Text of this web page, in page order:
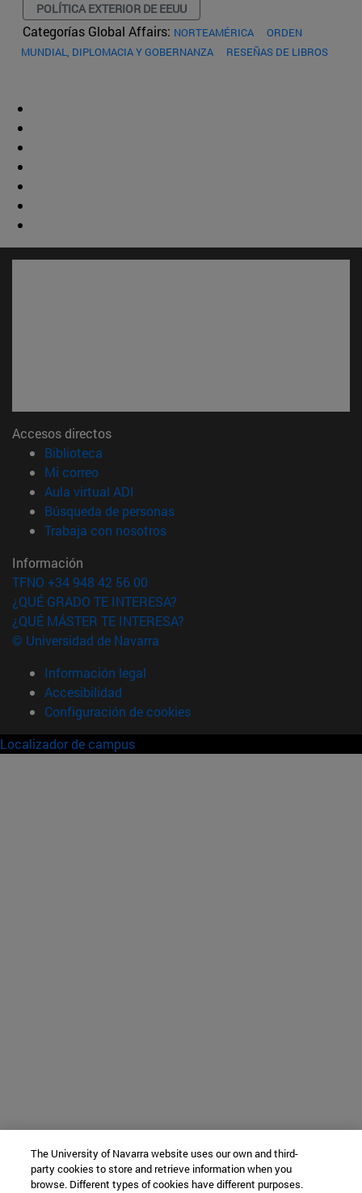
POLÍTICA EXTERIOR DE EEUU
Categorías Global Affairs: NORTEAMÉRICA
ORDEN
MUNDIAL, DIPLOMACIA Y GOBERNANZA
RESEÑAS DE LIBROS
Accesos directos
Biblioteca
Mi correo(abre en nueva ventana)
Aula virtual ADI
Búsqueda de personas(abre en nueva ventana)
Trabaja con nosotros(abre en nueva ventana)
Información
TFNO +34 948 42 56 00
¿QUÉ GRADO TE INTERESA?
¿QUÉ MÁSTER TE INTERESA?
© Universidad de Navarra
Información legal
Accesibilidad
Configuración de cookies
Localizador de campus
The University of Navarra website uses our own and third-
party cookies to store and retrieve information when you
browse. Different types of cookies have different purposes.